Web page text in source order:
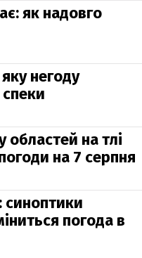
як надовго
негоду
спеки
на тлі
на 7 серпня
синоптики
погода в